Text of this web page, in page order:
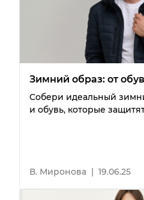
Зимний образ: от
Собери идеальный
и обувь, которые
В. Миронова | 19.06.25